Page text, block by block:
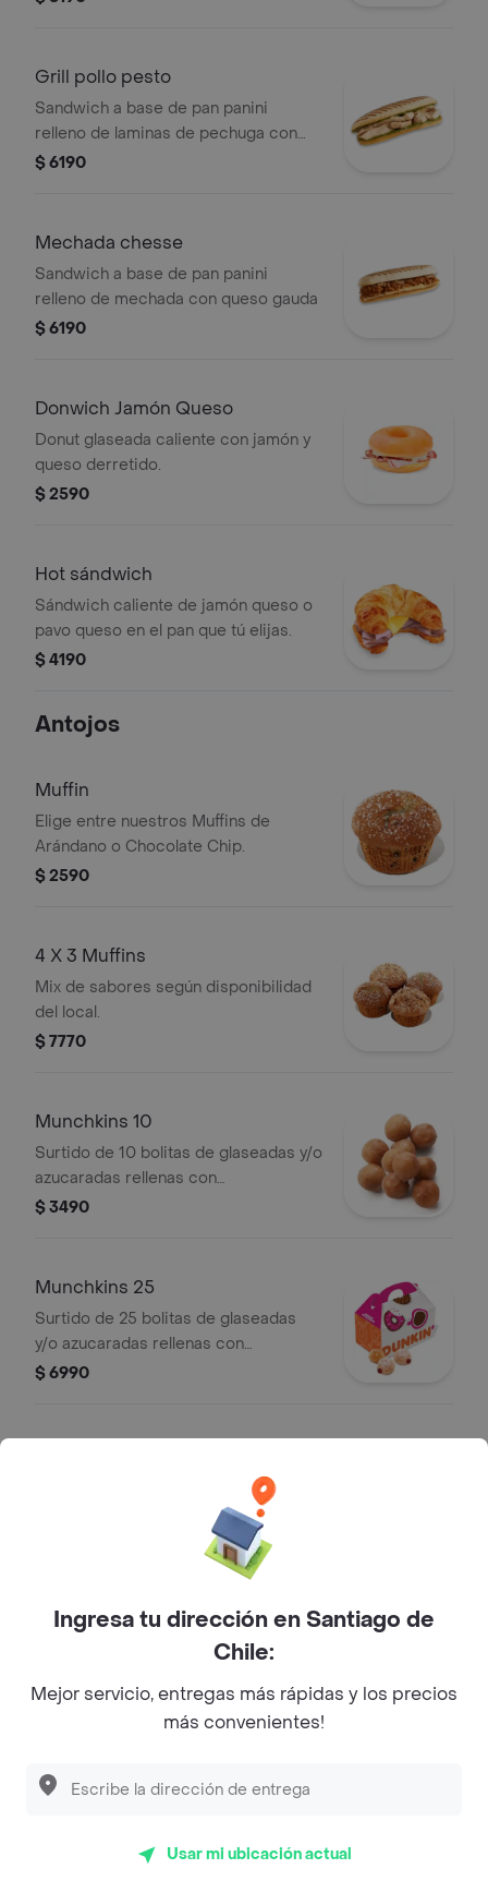
Grill pollo pesto
Sandwich a base de pan panini
relleno de laminas de pechuga con
pesto, queso parmesano
$ 6190
Mechada chesse
Sandwich a base de pan panini
relleno de mechada con queso gauda
$ 6190
Donwich Jamón Queso
Donut glaseada caliente con jamón y
queso derretido.
$ 2590
Hot sándwich
Sándwich caliente de jamón queso o
pavo queso en el pan que tú elijas.
$ 4190
Antojos
Muffin
Elige entre nuestros Muffins de
Arándano o Chocolate Chip.
$ 2590
4 X 3 Muffins
Mix de sabores según disponibilidad
del local.
$ 7770
Munchkins 10
Surtido de 10 bolitas de glaseadas y/o
azucaradas rellenas con
manjar(Surtido puede variar según
$ 3490
Munchkins 25
Surtido de 25 bolitas de glaseadas
y/o azucaradas rellenas con
manjar(surtido puede variar según
$ 6990
Jamón y queso derretido en donut
otras Bebidas
Bebida.
Ingresa tu dirección en Santiago de
Chile:
Mejor servicio, entregas más rápidas y los precios
más convenientes!
Usar mi ubicación actual